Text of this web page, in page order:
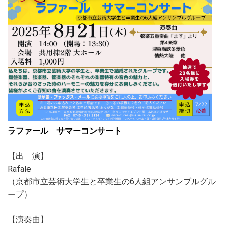
ラファール サマーコンサート
【出 演】
Rafale
（京都市立芸術大学生と卒業生の6人組アンサンブルグル
ープ）
【演奏曲】